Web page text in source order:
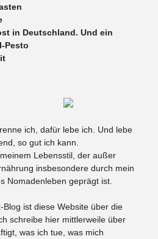
in Deutschland. Und ein
Pesto
ich, dafür lebe ich. Und lebe
so gut ich kann.
Lebensstil, der außer
insbesondere durch mein
Nomadenleben geprägt ist.
ist diese Website über die
schreibe hier mittlerweile über
was ich tue, was mich